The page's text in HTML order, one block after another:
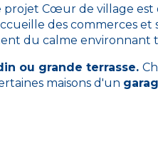
Cœur de village
des commerces et
du calme environnant
ou grande terrasse.
maisons d'un